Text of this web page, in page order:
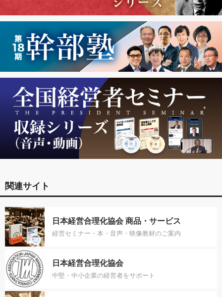
関連サイト
日本経営合理化協会 商品・サービス
経営セミナー・本・音声・映像教材のご案内
日本経営合理化協会
中堅・中小企業の経営者をサポート